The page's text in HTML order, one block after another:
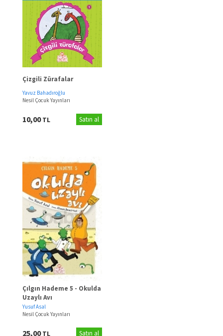
Çizgili Zürafalar
Yavuz Bahadıroğlu
Nesil Çocuk Yayınları
10,00TL Satın al
Çılgın Hademe 5 - Okulda
Uzaylı Avı
Yusuf Asal
Nesil Çocuk Yayınları
25,00TL Satın al